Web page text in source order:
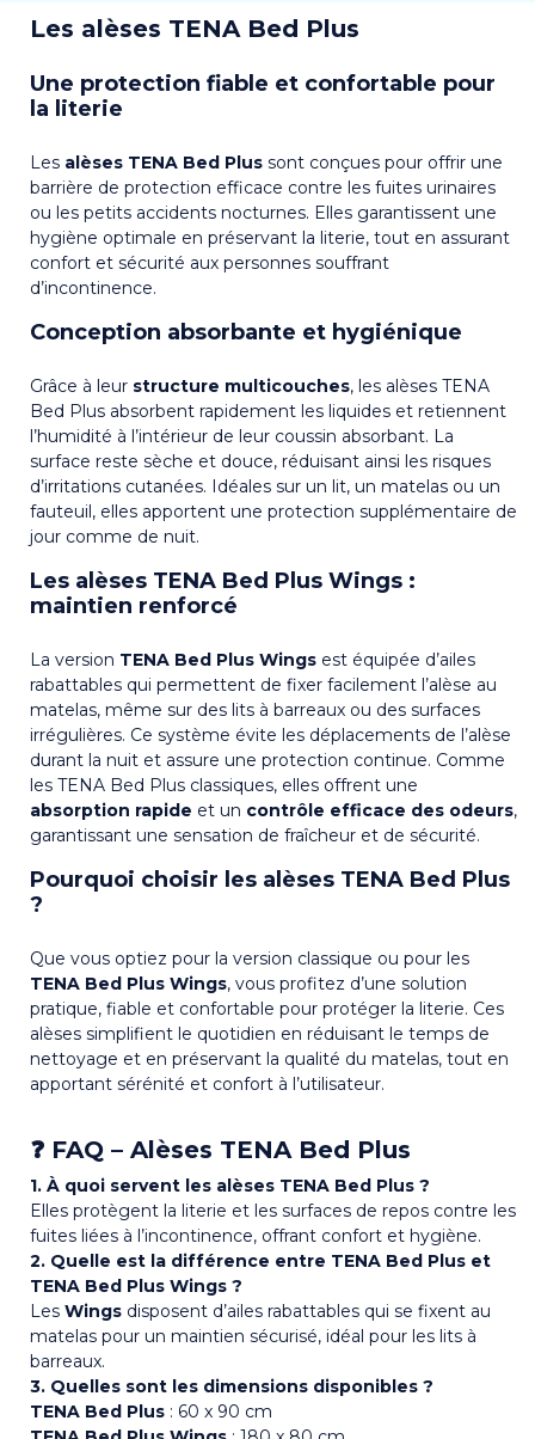
Les alèses TENA Bed Plus
Une protection fiable et confortable pour
la literie
Les alèses TENA Bed Plus sont conçues pour offrir une
barrière de protection efficace contre les fuites urinaires
ou les petits accidents nocturnes. Elles garantissent une
hygiène optimale en préservant la literie, tout en assurant
confort et sécurité aux personnes souffrant
d’incontinence.
Conception absorbante et hygiénique
Grâce à leur structure multicouches, les alèses TENA
Bed Plus absorbent rapidement les liquides et retiennent
l’humidité à l’intérieur de leur coussin absorbant. La
surface reste sèche et douce, réduisant ainsi les risques
d’irritations cutanées. Idéales sur un lit, un matelas ou un
fauteuil, elles apportent une protection supplémentaire de
jour comme de nuit.
Les alèses TENA Bed Plus Wings :
maintien renforcé
La version TENA Bed Plus Wings est équipée d’ailes
rabattables qui permettent de fixer facilement l’alèse au
matelas, même sur des lits à barreaux ou des surfaces
irrégulières. Ce système évite les déplacements de l’alèse
durant la nuit et assure une protection continue. Comme
les TENA Bed Plus classiques, elles offrent une
absorption rapide et un contrôle efficace des odeurs,
garantissant une sensation de fraîcheur et de sécurité.
Pourquoi choisir les alèses TENA Bed Plus
?
Que vous optiez pour la version classique ou pour les
TENA Bed Plus Wings, vous profitez d’une solution
pratique, fiable et confortable pour protéger la literie. Ces
alèses simplifient le quotidien en réduisant le temps de
nettoyage et en préservant la qualité du matelas, tout en
apportant sérénité et confort à l’utilisateur.
❓ FAQ – Alèses TENA Bed Plus
1. À quoi servent les alèses TENA Bed Plus ?
Elles protègent la literie et les surfaces de repos contre les
fuites liées à l’incontinence, offrant confort et hygiène.
2. Quelle est la différence entre TENA Bed Plus et
TENA Bed Plus Wings ?
Les Wings disposent d’ailes rabattables qui se fixent au
matelas pour un maintien sécurisé, idéal pour les lits à
barreaux.
3. Quelles sont les dimensions disponibles ?
TENA Bed Plus : 60 x 90 cm